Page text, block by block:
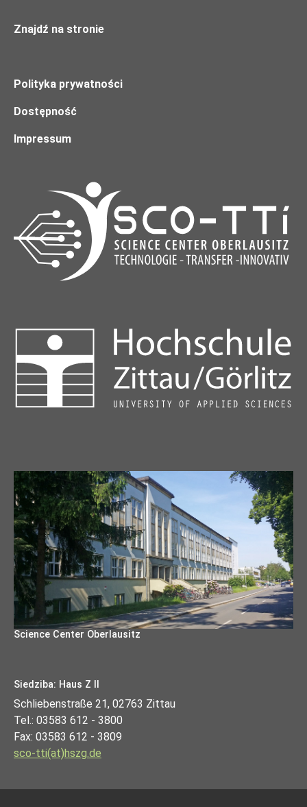
Znajdź na stronie
Polityka prywatności
Dostępność
Impressum
Science Center Oberlausitz
Siedziba: Haus Z II
Schliebenstraße 21, 02763 Zittau
Tel.: 03583 612 - 3800
Fax: 03583 612 - 3809
sco-tti(at)hszg.de